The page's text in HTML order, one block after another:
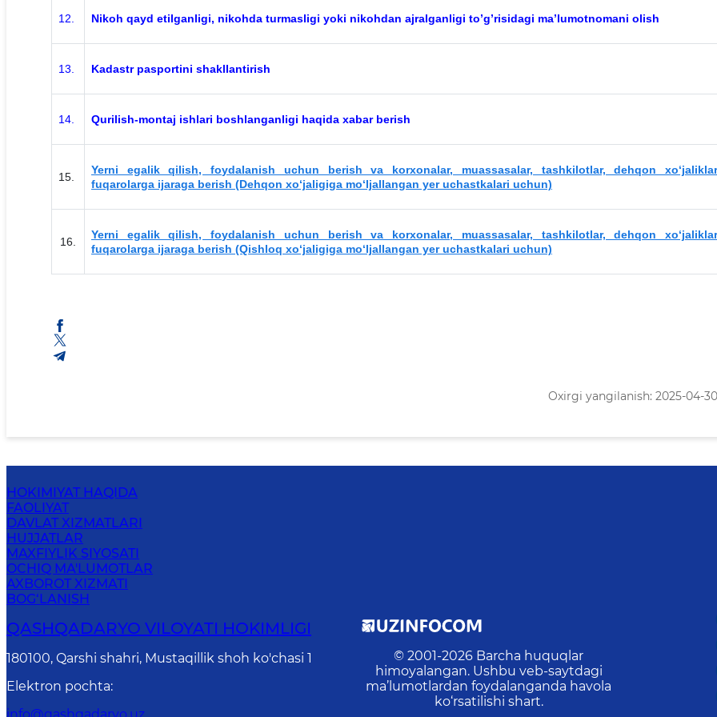
12. Nikoh qayd etilganligi, nikohda turmasligi yoki nikohdan ajralganligi to’g’risidagi ma’lumotnomani olish
13. Kadastr pasportini shakllantirish
14. Qurilish-montaj ishlari boshlanganligi haqida xabar berish
15.
Yerni egalik qilish, foydalanish uchun berish va korxonalar, muassasalar, tashkilotlar, dehqon
fuqarolarga ijaraga berish (Dehqon xo‘jaligiga mo‘ljallangan yer uchastkalari uchun)
16.
Yerni egalik qilish, foydalanish uchun berish va korxonalar, muassasalar, tashkilotlar, dehqon
fuqarolarga ijaraga berish (Qishloq xo‘jaligiga mo‘ljallangan yer uchastkalari uchun)
Oxirgi yangilanish: 2025-04-30
HOKIMIYAT HAQIDA
FAOLIYAT
DAVLAT XIZMATLARI
HUJJATLAR
MAXFIYLIK SIYOSATI
OCHIQ MA'LUMOTLAR
AXBOROT XIZMATI
BOG‘LANISH
QASHQADARYO VILOYATI HОKIMLIGI
180100, Qаrshi shаhri, Mustаqillik shoh ko'chasi 1
Elektron pochta:
© 2001-2026 Barcha huquqlar
himoyalangan. Ushbu veb-saytdagi
ma’lumotlardan foydalanganda havola
ko‘rsatilishi shart.